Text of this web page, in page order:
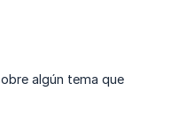
algún tema que